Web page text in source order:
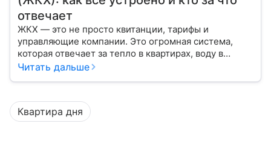
отвечает
ЖКХ — это не просто квитанции, тарифы и
управляющие компании. Это огромная система,
которая отвечает за тепло в квартирах, воду в
кране, освещение улиц и чистоту во дворах.
Читать дальше
Квартира дня